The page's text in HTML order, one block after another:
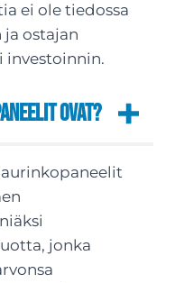
ei ole tiedossa
ja ostajan
investoinnin.
ovat?
jonka